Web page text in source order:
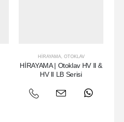
HIRAYAMA, OTOKLAV
HİRAYAMA | Otoklav HV Ⅱ &
HV Ⅱ LB Serisi